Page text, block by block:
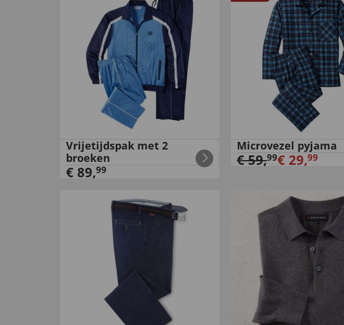
Vrijetijdspak met 2
broeken
€ 89,99
Microvezel pyjama
€59,99€ 29,99